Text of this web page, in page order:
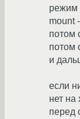
режим
mount
потом
потом
и
если
нет на
перед